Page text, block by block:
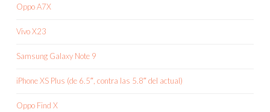
Oppo A7X
Vivo X23
Samsung Galaxy Note 9
iPhone XS Plus (de 6.5″, contra las 5.8″ del actual)
Oppo Find X